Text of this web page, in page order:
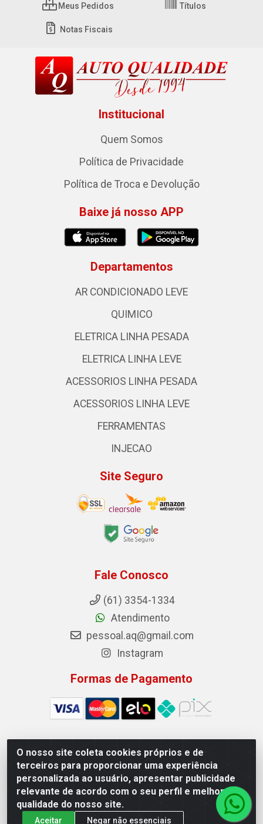
O nosso site coleta cookies próprios e de
terceiros para proporcionar uma experiência
personalizada ao usuário, apresentar publicidade
relevante de acordo com o seu perfil e melhorar a
qualidade do nosso site.
Aceitar Negar não essenciais
Meus Pedidos Títulos
Notas Fiscais
Institucional
Quem Somos
Política de Privacidade
Política de Troca e Devolução
Baixe já nosso APP
Departamentos
AR CONDICIONADO LEVE
QUIMICO
ELETRICA LINHA PESADA
ELETRICA LINHA LEVE
ACESSORIOS LINHA PESADA
ACESSORIOS LINHA LEVE
FERRAMENTAS
INJECAO
Site Seguro
Fale Conosco
(61) 3354-1334
Atendimento
pessoal.aq@gmail.com
Instagram
Formas de Pagamento
Auto Qualidade Comercio de Pecas LTDA - Quadra Qi
23, S/N, Lote 05/06 - Taguatinga, Brasília/DF - CEP
72.135-230 - CNPJ 72.617.459/0001-40